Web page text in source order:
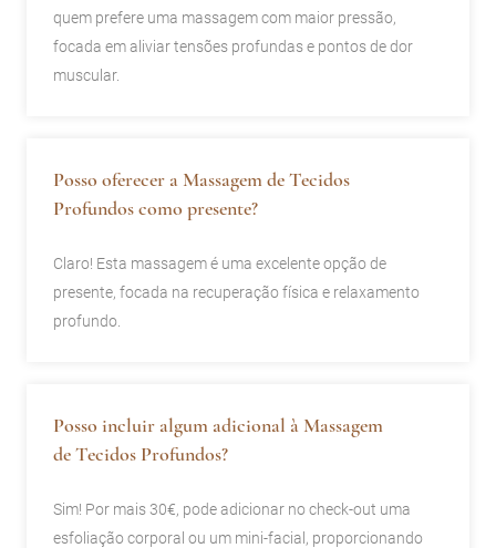
quem prefere uma massagem com maior pressão,
focada em aliviar tensões profundas e pontos de dor
muscular.
Posso oferecer a Massagem de Tecidos
Profundos como presente?
Claro! Esta massagem é uma excelente opção de
presente, focada na recuperação física e relaxamento
profundo.
Posso incluir algum adicional à Massagem
de Tecidos Profundos?
Sim! Por mais 30€, pode adicionar no check-out uma
esfoliação corporal ou um mini-facial, proporcionando